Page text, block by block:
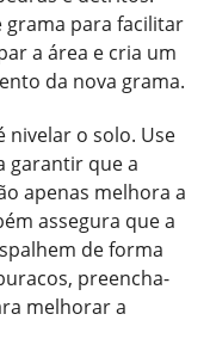
para facilitar
a área e cria um
da nova grama.
nivelar o solo. Use
garantir que a
apenas melhora a
assegura que a
de forma
preencha-
melhorar a